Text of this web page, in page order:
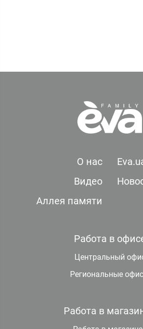
О нас
Видео
Аллея памяти
Работа в
Центральный
Региональные
Работа в